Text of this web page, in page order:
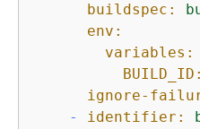
buildspec:
env:
variables:
BUILD_ID:
ignore-
-
identifier: